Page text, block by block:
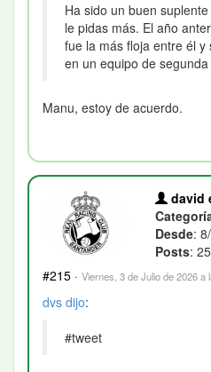
Ha sido un buen
le pidas más. El año
fue la más floja entre él
en un equipo de
Manu, estoy de acuerdo.
david
Desde:
Posts:
#215 · Viernes, 3 de Julio de 2026 a
dvs dijo:
#tweet